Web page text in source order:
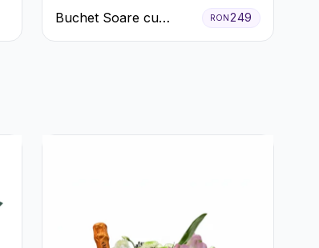
Buchet Soare cu
Crizanteme Galbene și
RON249